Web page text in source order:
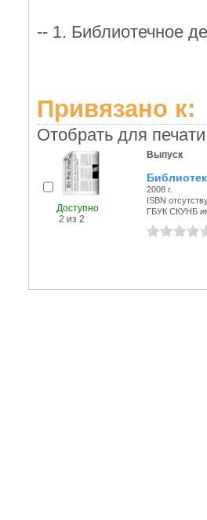
-- 1. Библиотечное
Привязано к:
Отобрать для
Доступно
2 из 2
Выпуск
2008 г.
ISBN
ГБУК СКУНБ